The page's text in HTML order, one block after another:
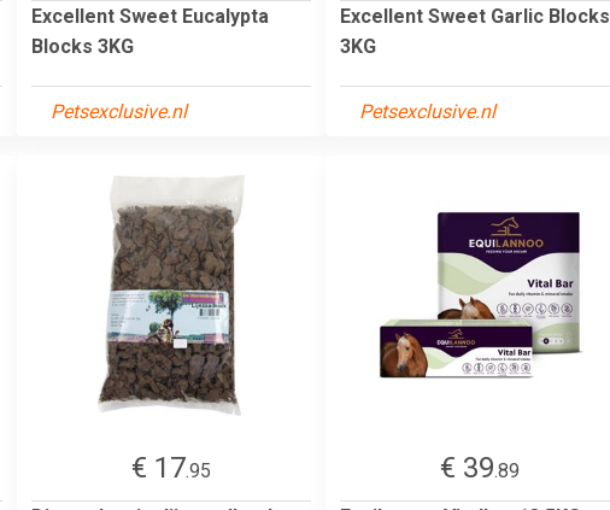
Excellent Sweet Eucalypta
Blocks 3KG
Petsexclusive.nl
Excellent Sweet Garlic Blocks
3KG
Petsexclusive.nl
€ 17.95
€ 39.89